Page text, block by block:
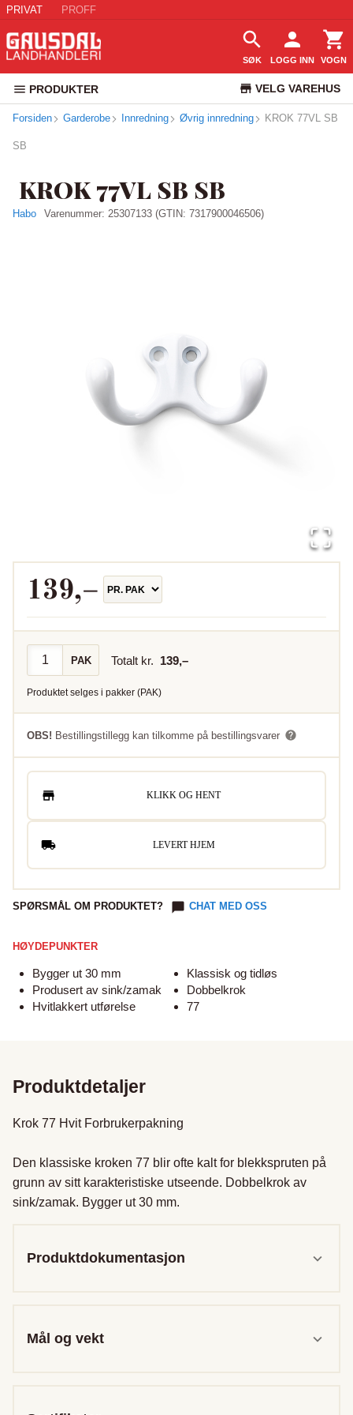
PRIVAT PROFF
SØK LOGG INN VOGN
PRODUKTER VELG VAREHUS
KUNDESERVICE
Forsiden Garderobe Innredning Øvrig innredning KROK 77VL SB
SB
KROK 77VL SB SB
Habo Varenummer: 25307133 (GTIN: 7317900046506)
139,–
PAK Totalt kr. 139,–
Produktet selges i pakker (PAK)
OBS! Bestillingstillegg kan tilkomme på bestillingsvarer
KLIKK OG HENT
LEVERT HJEM
SPØRSMÅL OM PRODUKTET? CHAT MED OSS
HØYDEPUNKTER
Bygger ut 30 mm
Produsert av sink/zamak
Hvitlakkert utførelse
Klassisk og tidløs
Dobbelkrok
77
Produktdetaljer
Krok 77 Hvit Forbrukerpakning
Den klassiske kroken 77 blir ofte kalt for blekkspruten på
grunn av sitt karakteristiske utseende. Dobbelkrok av
sink/zamak. Bygger ut 30 mm.
Produktdokumentasjon
Mål og vekt